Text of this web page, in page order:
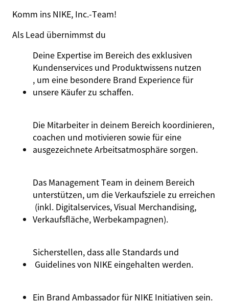
Komm ins NIKE, Inc.‑Team!
Als Lead übernimmst du
Deine Expertise im Bereich desexklusiven
Kundenservices und Produktwissens nutzen
, um eine besondere Brand Experience für
unsere Käuferzu schaffen.
Die Mitarbeiter in deinem Bereich koordinieren,
coachen und motivieren sowiefüreine
ausgezeichneteArbeitsatmosphäresorgen.
Das Management Team in deinem Bereich
unterstützen, um dieVerkaufszielezu erreichen
(inkl. Digitalservices, Visual Merchandising,
Verkaufsfläche,Werbekampagnen).
Sicherstellen,dass alle Standards und
Guidelines von NIKEeingehalten werden.
Ein Brand Ambassador für NIKE Initiativen sein.